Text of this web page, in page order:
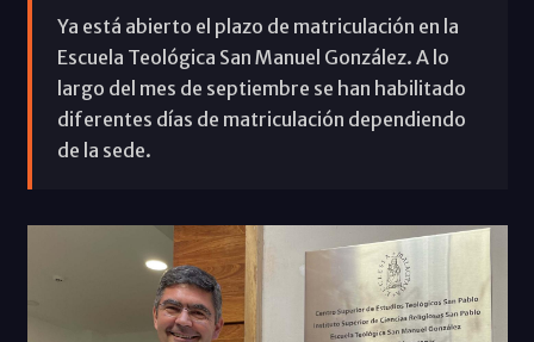
Ya está abierto el plazo de matriculación en la
Escuela Teológica San Manuel González. A lo
largo del mes de septiembre se han habilitado
diferentes días de matriculación dependiendo
de la sede.